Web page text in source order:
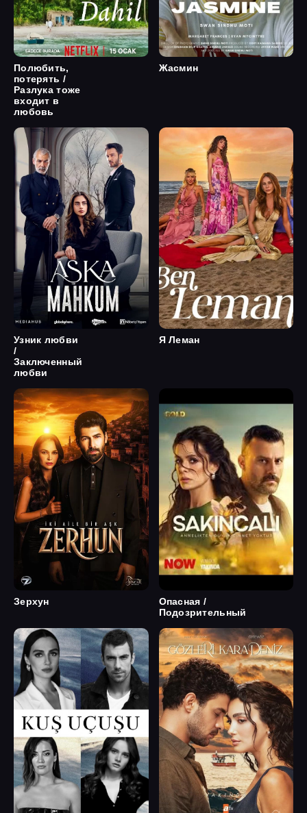
Полюбить,
потерять /
Разлука тоже
входит в
любовь
Жасмин
Узник любви
/
Заключенный
любви
Я Леман
Зерхун
Опасная /
Подозрительный